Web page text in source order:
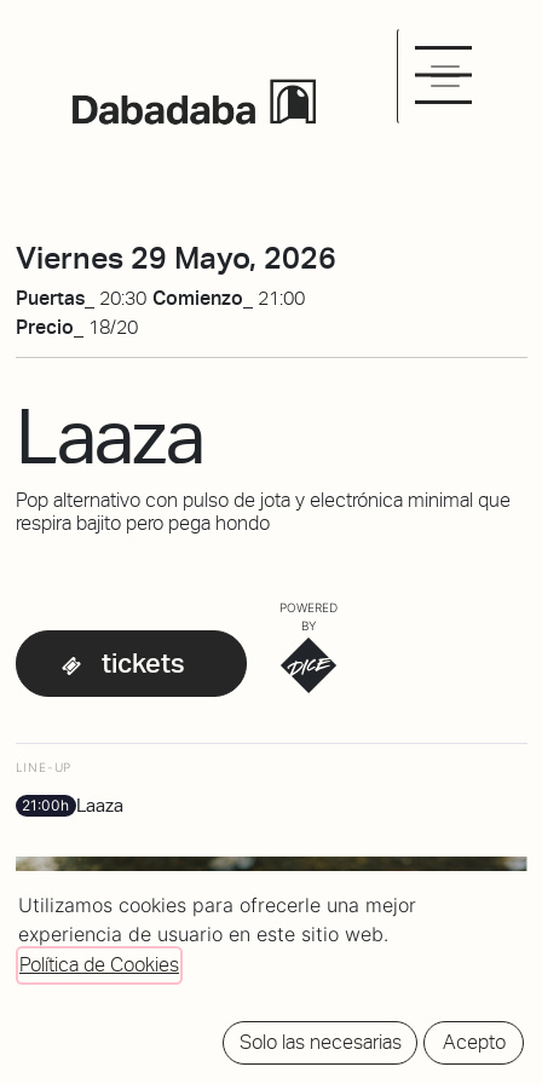
Viernes 29 Mayo, 2026
Puertas_ 20:30 Comienzo_ 21:00
Precio_
18/20
Laaza
Pop alternativo con pulso de jota y electrónica minimal que
respira bajito pero pega hondo
tickets
POWERED
BY
LINE-UP
21:00h Laaza
Utilizamos cookies para ofrecerle una mejor
experiencia de usuario en este sitio web.
Política de Cookies
Solo las necesarias Acepto